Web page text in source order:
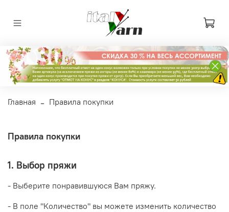
Главная Правила покупки
Правила покупки
1. Выбор пряжи
- Выберите понравившуюся Вам пряжу.
- В поле "Количество" вы можете изменить количество